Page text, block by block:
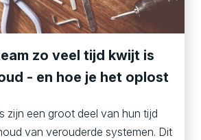
zo veel tijd kwijt is
- en hoe je het oplost
zijn een groot deel van hun tijd
van verouderde systemen. Dit